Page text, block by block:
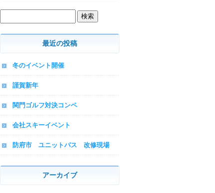
最近の投稿
冬のイベント開催
謹賀新年
関門ゴルフ対決コンペ
会社スキーイベント
防府市 ユニットバス 改修現場
アーカイブ